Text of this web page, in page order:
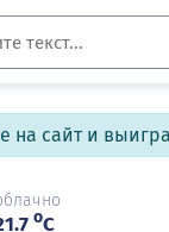
сайт и
oC